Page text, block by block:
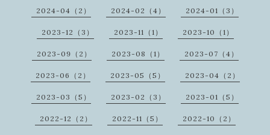
2024-04（2） 2024-02（4） 2024-01（3）
2023-12（3） 2023-11（1） 2023-10（1）
2023-09（2） 2023-08（1） 2023-07（4）
2023-06（2） 2023-05（5） 2023-04（2）
2023-03（5） 2023-02（3） 2023-01（5）
2022-12（2） 2022-11（5） 2022-10（2）